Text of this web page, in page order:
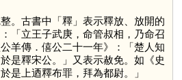
。古書中「釋」表示釋放、放開的
「立王子武庚，命管叔相，乃命召
羊傳．僖公二十一年》：「楚人知
是釋宋公。」又表示赦免。如《史
是上迺釋布罪，拜為都尉。」